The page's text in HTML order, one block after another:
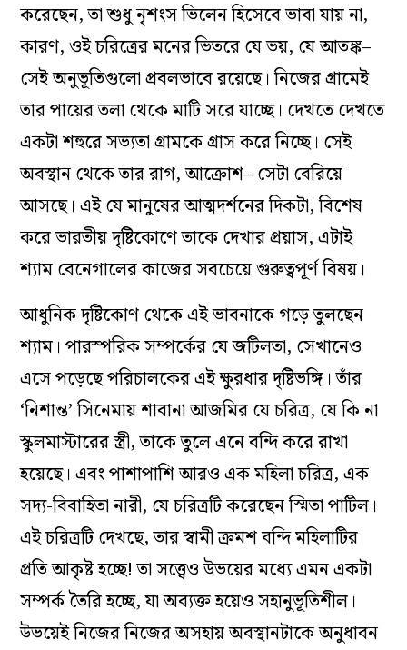
করেছেন, তা শুধু নৃশংস ভিলেন হিসেবে ভাবা যায় না,
কারণ, ওই চরিত্রের মনের ভিতরে যে ভয়, যে আতঙ্ক–
সেই অনুভূতিগুলো প্রবলভাবে রয়েছে। নিজের গ্রামেই
তার পায়ের তলা থেকে মাটি সরে যাচ্ছে। দেখতে দেখতে
একটা শহুরে সভ্যতা গ্রামকে গ্রাস করে নিচ্ছে। সেই
অবস্থান থেকে তার রাগ, আক্রোশ– সেটা বেরিয়ে
আসছে। এই যে মানুষের আত্মদর্শনের দিকটা, বিশেষ
করে ভারতীয় দৃষ্টিকোণে তাকে দেখার প্রয়াস, এটাই
শ্যাম বেনেগালের কাজের সবচেয়ে গুরুত্বপূর্ণ বিষয়।
আধুনিক দৃষ্টিকোণ থেকে এই ভাবনাকে গড়ে তুলছেন
শ্যাম। পারস্পরিক সম্পর্কের যে জটিলতা, সেখানেও
এসে পড়েছে পরিচালকের এই ক্ষুরধার দৃষ্টিভঙ্গি। তাঁর
‘নিশান্ত’ সিনেমায় শাবানা আজমির যে চরিত্র, যে কি না
স্কুলমাস্টারের স্ত্রী, তাকে তুলে এনে বন্দি করে রাখা
হয়েছে। এবং পাশাপাশি আরও এক মহিলা চরিত্র, এক
সদ্য-বিবাহিতা নারী, যে চরিত্রটি করেছেন স্মিতা পাটিল।
এই চরিত্রটি দেখছে, তার স্বামী ক্রমশ বন্দি মহিলাটির
প্রতি আকৃষ্ট হচ্ছে! তা সত্ত্বেও উভয়ের মধ্যে এমন একটা
সম্পর্ক তৈরি হচ্ছে, যা অব্যক্ত হয়েও সহানুভূতিশীল।
উভয়েই নিজের নিজের অসহায় অবস্থানটাকে অনুধাবন